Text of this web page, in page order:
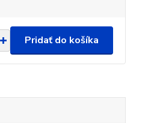
Pridať do košíka